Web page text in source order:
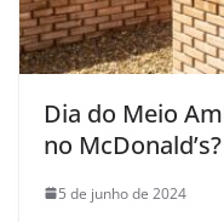
Dia do Meio
no McDonald’s?
5 de junho de 2024